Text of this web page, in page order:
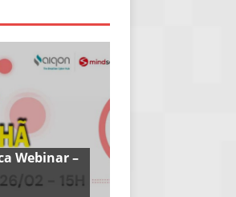
Webinar –